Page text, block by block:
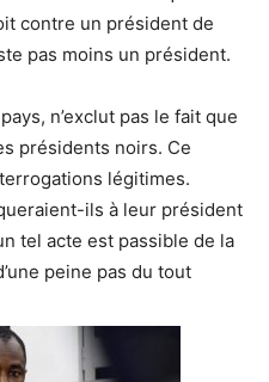
contre un président de
pas moins un président.
n’exclut pas le fait que
présidents noirs. Ce
légitimes.
ils à leur président
tel acte est passible de la
peine pas du tout